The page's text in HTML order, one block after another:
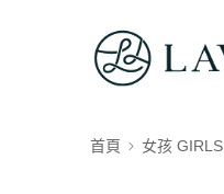
首頁 女孩 GIRLS